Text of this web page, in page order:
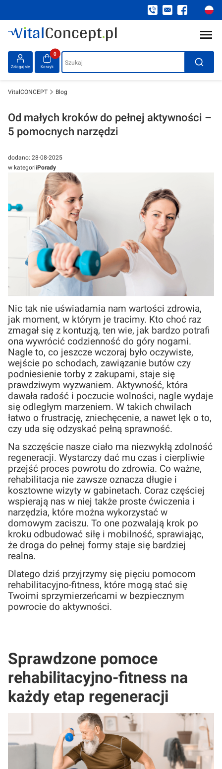
Zaloguj się
Produkty w koszyku: 0. Zobacz szczegóły
Koszyk Szukaj
VitalCONCEPT Blog
Od małych kroków do pełnej aktywności –
5 pomocnych narzędzi
dodano: 28-08-2025
w kategoriiPorady
Nic tak nie uświadamia nam wartości zdrowia,
jak moment, w którym je tracimy. Kto choć raz
zmagał się z kontuzją, ten wie, jak bardzo potrafi
ona wywrócić codzienność do góry nogami.
Nagle to, co jeszcze wczoraj było oczywiste,
wejście po schodach, zawiązanie butów czy
podniesienie torby z zakupami, staje się
prawdziwym wyzwaniem. Aktywność, która
dawała radość i poczucie wolności, nagle wydaje
się odległym marzeniem. W takich chwilach
łatwo o frustrację, zniechęcenie, a nawet lęk o to,
czy uda się odzyskać pełną sprawność.
Na szczęście nasze ciało ma niezwykłą zdolność
regeneracji. Wystarczy dać mu czas i cierpliwie
przejść proces powrotu do zdrowia. Co ważne,
rehabilitacja nie zawsze oznacza długie i
kosztowne wizyty w gabinetach. Coraz częściej
wspierają nas w niej także proste ćwiczenia i
narzędzia, które można wykorzystać w
domowym zaciszu. To one pozwalają krok po
kroku odbudować siłę i mobilność, sprawiając,
że droga do pełnej formy staje się bardziej
realna.
Dlatego dziś przyjrzymy się pięciu pomocom
rehabilitacyjno-fitness, które mogą stać się
Twoimi sprzymierzeńcami w bezpiecznym
powrocie do aktywności.
Sprawdzone pomoce
rehabilitacyjno-fitness na
każdy etap regeneracji